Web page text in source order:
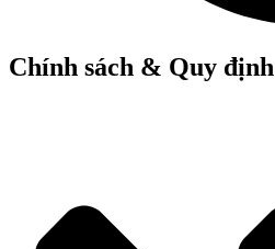
Chính sách & Quy định